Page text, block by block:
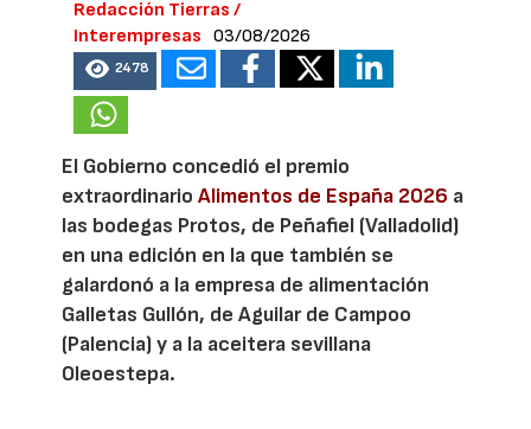
Redacción Tierras /
Interempresas
03/08/2026
2478
El Gobierno concedió el premio
extraordinarioAlimentos de España 2026 a
las bodegas Protos, de Peñafiel (Valladolid)
en una edición en la que también se
galardonó a la empresa de alimentación
Galletas Gullón, de Aguilar de Campoo
(Palencia) y a la aceitera sevillana
Oleoestepa.